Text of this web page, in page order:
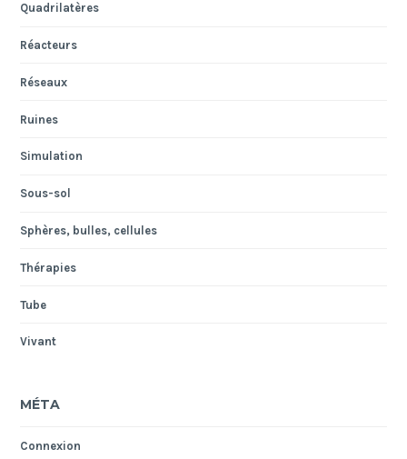
Quadrilatères
Réacteurs
Réseaux
Ruines
Simulation
Sous-sol
Sphères, bulles, cellules
Thérapies
Tube
Vivant
MÉTA
Connexion